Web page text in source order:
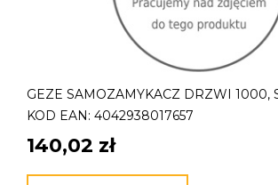
GEZE SAMOZAMYKACZ DRZWI 1000,
KOD EAN: 4042938017657
140,02 zł